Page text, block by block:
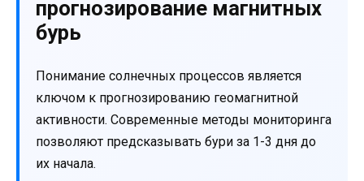
прогнозирование магнитных
бурь
Понимание солнечных процессов является
ключом к прогнозированию геомагнитной
активности. Современные методы мониторинга
позволяют предсказывать бури за 1-3 дня до
их начала.